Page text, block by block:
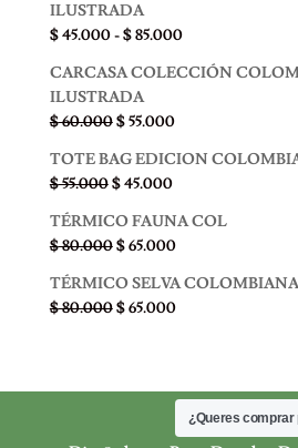
ILUSTRADA
$45.000-$85.000Rango
precios:
hasta
CARCASA COLECCIÓN
ILUSTRADA
$60.000El
original
era:
$ 60.000.
$55.000El
actual
$ 55.000.
TOTE BAG EDICION
$55.000El
original
era:
$ 55.000.
$45.000El
actual
es:
$ 45.000.
TÉRMICO FAUNA COL
$80.000El
original
era:
$65.000El
actual
es:
TÉRMICO SELVA COLOMBIANA
$80.000El
$ 80.000.
$65.000El
$ 65.000.
¿Queres comprar